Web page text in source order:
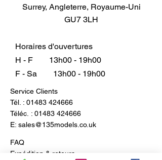
Surrey, Angleterre, Royaume-Uni
GU7 3LH
Horaires d'ouvertures
H - F
13h00 - 19h00
F - Sa
13h00 - 19h00
Service Clients
Tél. : 01483 424666
Téléc. : 01483 424666
E: sales@135models.co.uk
FAQ
Expédition & retours